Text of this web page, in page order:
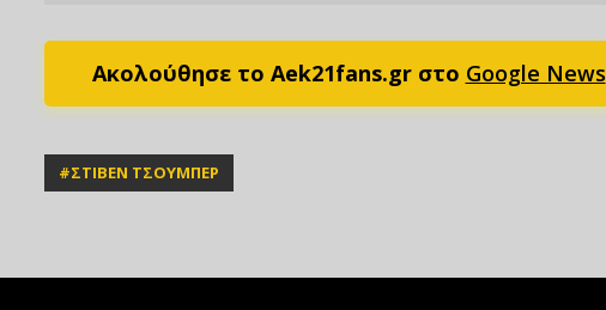
Ακολούθησε το Aek21fans.gr στο Google News
#ΣΤΙΒΕΝ ΤΣΟΥΜΠΕΡ